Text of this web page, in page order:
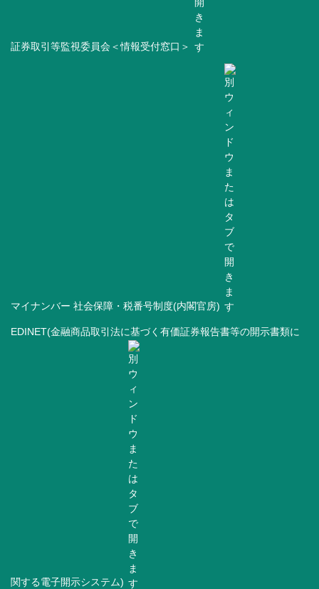
証券取引等監視委員会＜情報受付窓口＞
マイナンバー 社会保障・税番号制度(内閣官房)
EDINET(金融商品取引法に基づく有価証券報告書等の開示書類に
関する電子開示システム)